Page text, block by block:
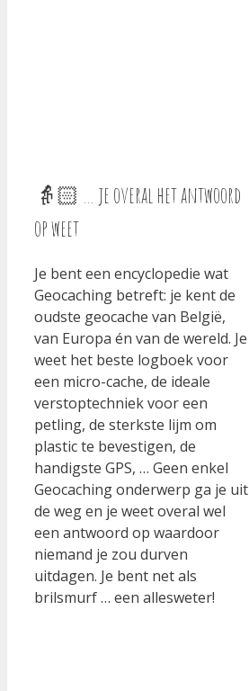
👵🏻 … je overal het antwoord
op weet
Je bent een encyclopedie wat
Geocaching betreft: je kent de
oudste geocache van België,
van Europa én van de wereld. Je
weet het beste logboek voor
een micro-cache, de ideale
verstoptechniek voor een
petling, de sterkste lijm om
plastic te bevestigen, de
handigste GPS, … Geen enkel
Geocaching onderwerp ga je uit
de weg en je weet overal wel
een antwoord op waardoor
niemand je zou durven
uitdagen. Je bent net als
brilsmurf … een allesweter!